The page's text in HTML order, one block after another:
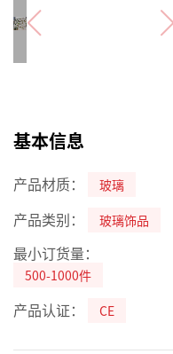
基本信息
产品材质： 玻璃
产品类别： 玻璃饰品
最小订货量：
500-1000件
产品认证： CE